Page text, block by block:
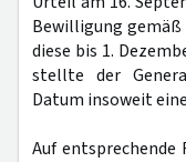
Bewilligung gemäß
diese bis 1.
stellte der
Datum insoweit
Auf entsprechende